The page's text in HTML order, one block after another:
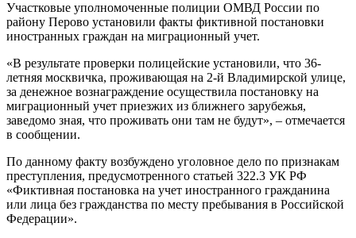
Участковые уполномоченные полиции ОМВД России по
району Перово установили факты фиктивной постановки
иностранных граждан на миграционный учет.
«В результате проверки полицейские установили, что 36-
летняя москвичка, проживающая на 2-й Владимирской улице,
за денежное вознаграждение осуществила постановку на
миграционный учет приезжих из ближнего зарубежья,
заведомо зная, что проживать они там не будут», – отмечается
в сообщении.
По данному факту возбуждено уголовное дело по признакам
преступления, предусмотренного статьей 322.3 УК РФ
«Фиктивная постановка на учет иностранного гражданина
или лица без гражданства по месту пребывания в Российской
Федерации».